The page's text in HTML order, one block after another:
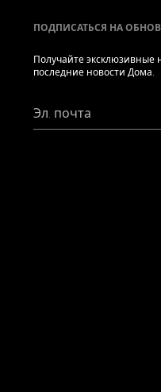
ПОДПИСАТЬСЯ НА
Получайте эксклюзивные
последние новости Дома.
Эл. почта